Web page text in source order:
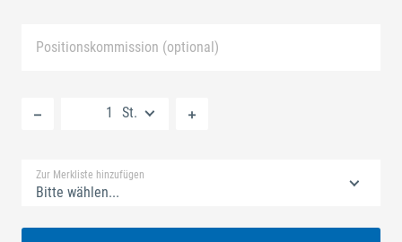
Positionskommission (optional)
St.
Zur Merkliste hinzufügen
Bitte wählen...